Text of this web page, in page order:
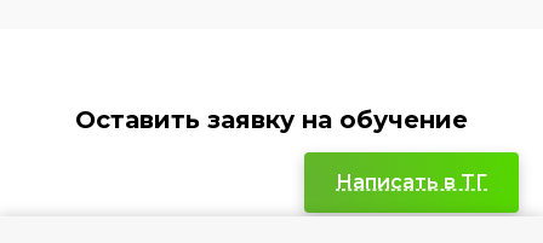
Оставить заявку на обучение
Написать в TГ